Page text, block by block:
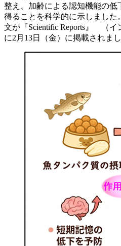
整え、加齢による認知機能の低
得ることを科学的に示しまし
文が『Scientific Reports』 （イ
に2月13日（金）に掲載されまし